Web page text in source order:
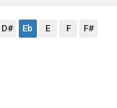
D# Eb E F
F#